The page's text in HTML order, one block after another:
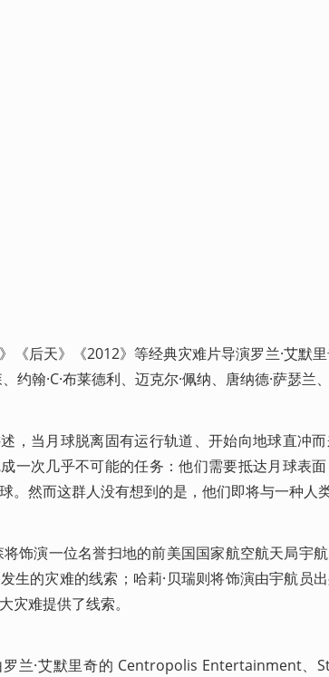
《后天》《2012》等经典灾难片导演罗兰·艾默里
约翰·C·布莱德利、迈克尔·佩纳、唐纳德·萨瑟兰
述，当月球脱离固有运行轨道、开始向地球直冲
一次几乎不可能的任务：他们需要抵达月球表
。然而这群人没有想到的是，他们即将与一种人
将饰演一位名誉扫地的前美国国家航空航天局宇
生的灾难的线索；哈莉·贝瑞则将饰演由宇航员
灾难提供了线索。
罗兰·艾默里奇的 Centropolis Entertainment